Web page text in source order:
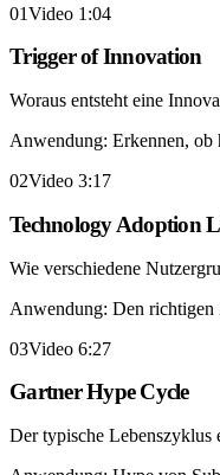
01Video 1:04
Trigger of Innovation
Woraus entsteht eine
Anwendung: Erkennen, ob
02Video 3:17
Technology Adoption
Wie verschiedene
Anwendung: Den richtigen
03Video 6:27
Gartner Hype Cycle
Der typische Lebenszyklus